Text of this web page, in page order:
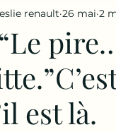
trahison 🌪️
est là.
renault 26 mai 2